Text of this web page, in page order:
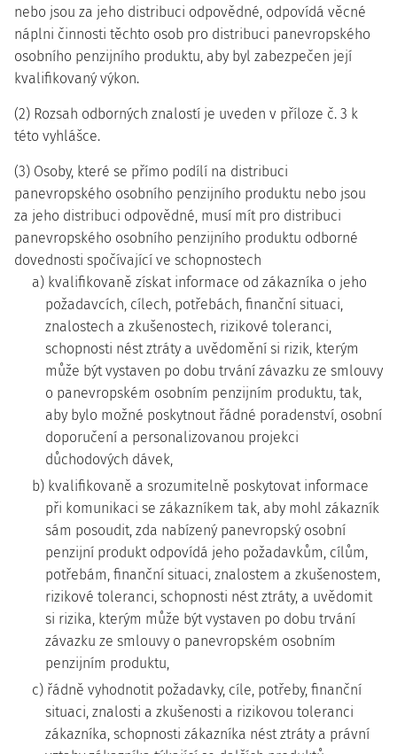
nebo jsou za jeho distribuci odpovědné, odpovídá věcné
náplni činnosti těchto osob pro distribuci panevropského
osobního penzijního produktu, aby byl zabezpečen její
kvalifikovaný výkon.
(2) Rozsah odborných znalostí je uveden v příloze č. 3 k
této vyhlášce.
(3) Osoby, které se přímo podílí na distribuci
panevropského osobního penzijního produktu nebo jsou
za jeho distribuci odpovědné, musí mít pro distribuci
panevropského osobního penzijního produktu odborné
dovednosti spočívající ve schopnostech
a) kvalifikovaně získat informace od zákazníka o jeho
požadavcích, cílech, potřebách, finanční situaci,
znalostech a zkušenostech, rizikové toleranci,
schopnosti nést ztráty a uvědomění si rizik, kterým
může být vystaven po dobu trvání závazku ze smlouvy
o panevropském osobním penzijním produktu, tak,
aby bylo možné poskytnout řádné poradenství, osobní
doporučení a personalizovanou projekci
důchodových dávek,
b) kvalifikovaně a srozumitelně poskytovat informace
při komunikaci se zákazníkem tak, aby mohl zákazník
sám posoudit, zda nabízený panevropský osobní
penzijní produkt odpovídá jeho požadavkům, cílům,
potřebám, finanční situaci, znalostem a zkušenostem,
rizikové toleranci, schopnosti nést ztráty, a uvědomit
si rizika, kterým může být vystaven po dobu trvání
závazku ze smlouvy o panevropském osobním
penzijním produktu,
c) řádně vyhodnotit požadavky, cíle, potřeby, finanční
situaci, znalosti a zkušenosti a rizikovou toleranci
zákazníka, schopnosti zákazníka nést ztráty a právní